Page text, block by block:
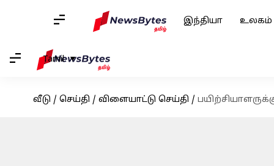
இந்தியா உலகம்
Tamil
வீடு / செய்தி / விளையாட்டு செய்தி /